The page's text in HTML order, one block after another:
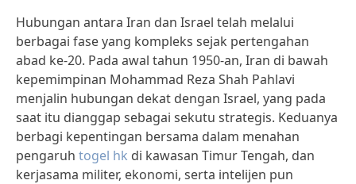
Hubungan antara Iran dan Israel telah melalui
berbagai fase yang kompleks sejak pertengahan
abad ke-20. Pada awal tahun 1950-an, Iran di bawah
kepemimpinan Mohammad Reza Shah Pahlavi
menjalin hubungan dekat dengan Israel, yang pada
saat itu dianggap sebagai sekutu strategis. Keduanya
berbagi kepentingan bersama dalam menahan
pengaruh togel hk di kawasan Timur Tengah, dan
kerjasama militer, ekonomi, serta intelijen pun